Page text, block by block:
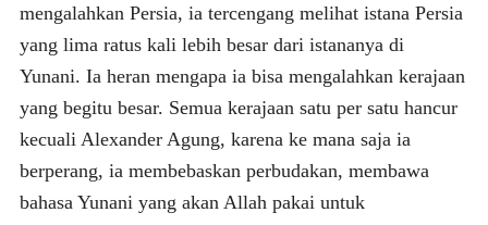
mengalahkan Persia, ia tercengang melihat istana Persia
yang lima ratus kali lebih besar dari istananya di
Yunani. Ia heran mengapa ia bisa mengalahkan kerajaan
yang begitu besar. Semua kerajaan satu per satu hancur
kecuali Alexander Agung, karena ke mana saja ia
berperang, ia membebaskan perbudakan, membawa
bahasa Yunani yang akan Allah pakai untuk